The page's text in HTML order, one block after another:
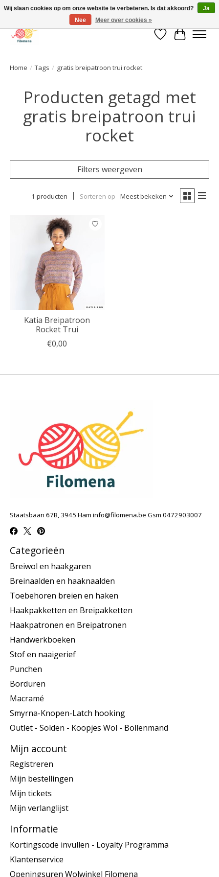
Verlanglijst
Home / Tags / gratis breipatroon trui rocket
Producten getagd met
gratis breipatroon trui
rocket
Filters weergeven
1 producten Sorteren op Meest bekeken
Katia Breipatroon
Rocket Trui
€0,00
Staatsbaan 67B, 3945 Ham info@filomena.be Gsm 0472903007
Categorieën
Breiwol en haakgaren
Breinaalden en haaknaalden
Toebehoren breien en haken
Haakpakketten en Breipakketten
Haakpatronen en Breipatronen
Handwerkboeken
Stof en naaigerief
Punchen
Borduren
Macramé
Smyrna-Knopen-Latch hooking
Outlet - Solden - Koopjes Wol - Bollenmand
Mijn account
Registreren
Mijn bestellingen
Mijn tickets
Mijn verlanglijst
Informatie
Kortingscode invullen - Loyalty Programma
Klantenservice
Openingsuren Wolwinkel Filomena
Wij slaan cookies op om onze website te verbeteren. Is dat akkoord?
Ja
Nee
Meer over cookies »